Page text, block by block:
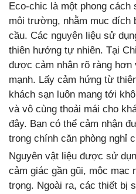
Eco-chic là một phong
môi trường, nhằm mục đích
cầu. Các nguyên liệu sử
thiên hướng tự nhiên. Tại
được cảm nhận rõ ràng hơn
mạnh. Lấy cảm hứng từ
khách sạn luôn mang tới
và vô cùng thoải mái cho
đây. Bạn có thể cảm nhận
trong chính căn phòng nghỉ
Nguyên vật liệu được sử
cảm giác gần gũi, mộc mạc
trọng. Ngoài ra, các thiết bị